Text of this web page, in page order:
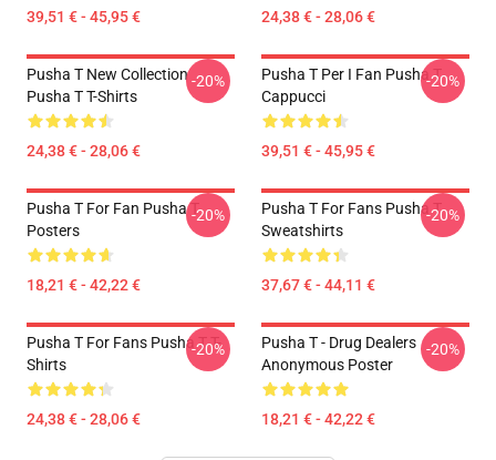
39,51 € - 45,95 € 24,38 € - 28,06 €
Pusha T New Collection
Pusha T T-Shirts
24,38 € - 28,06 €
-20%
Pusha T Per I Fan Pusha T
Cappucci
39,51 € - 45,95 €
-20%
Pusha T For Fan Pusha T
Posters
18,21 € - 42,22 €
-20%
Pusha T For Fans Pusha T
Sweatshirts
37,67 € - 44,11 €
-20%
Pusha T For Fans Pusha T T-
Shirts
24,38 € - 28,06 €
-20%
Pusha T - Drug Dealers
Anonymous Poster
18,21 € - 42,22 €
-20%